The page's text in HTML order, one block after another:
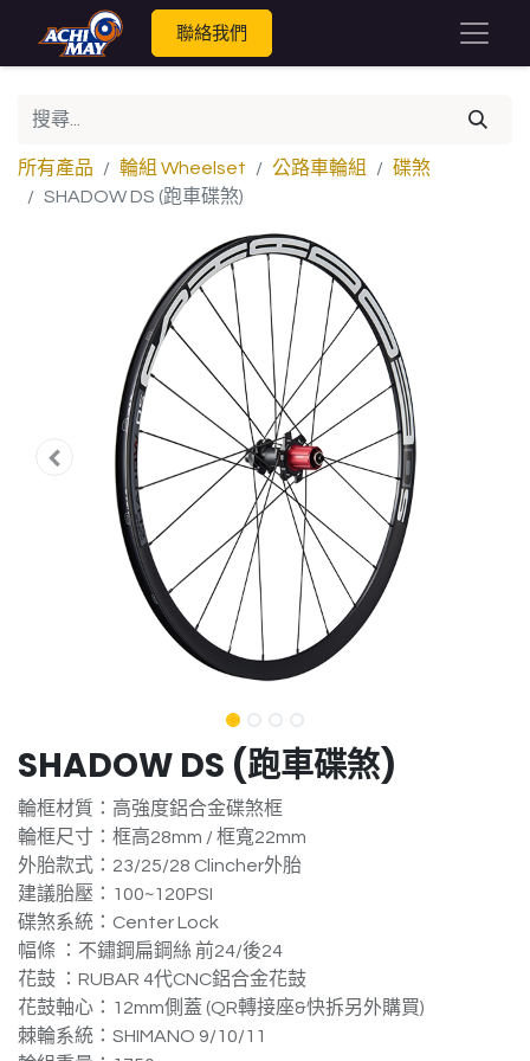
聯絡我們
所有產品 輪組 Wheelset 公路車輪組
碟煞
SHADOW DS (跑車碟煞)
SHADOW DS (跑車碟煞)
輪框材質：高強度鋁合金碟煞框
輪框尺寸：框高28mm / 框寬22mm
外胎款式：23/25/28 Clincher外胎
建議胎壓：100~120PSI
碟煞系統：Center Lock
幅條 ：不鏽鋼扁鋼絲 前24/後24
花鼓 ：RUBAR 4代CNC鋁合金花鼓
花鼓軸心：12mm側蓋 (QR轉接座&快拆另外購買)
棘輪系統：SHIMANO 9/10/11